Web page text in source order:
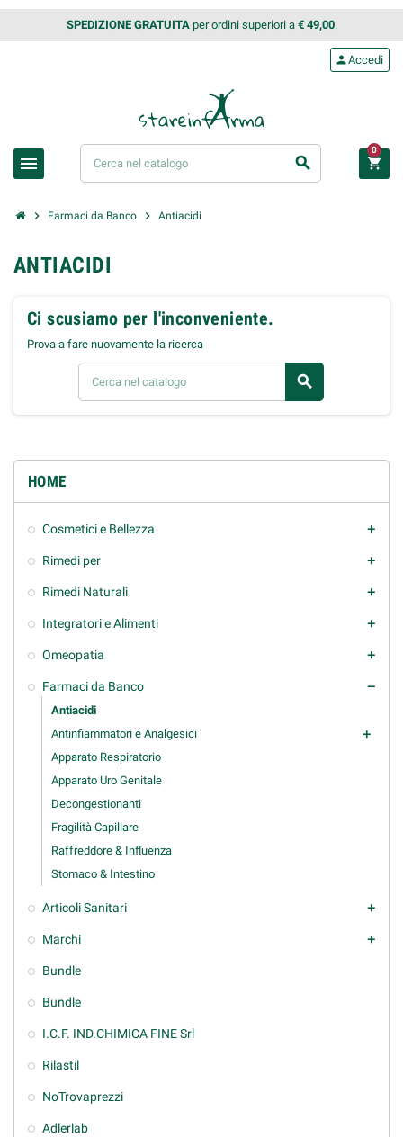
SPEDIZIONE GRATUITAper ordini superiori a € 49,00.
menu search
personAccedi
shopping_cart
0
chevron_right Farmaci da Banco chevron_right Antiacidi
HOME
Cosmetici e Bellezza add
Rimedi per add
Rimedi Naturali add
Integratori e Alimenti add
Omeopatia add
Farmaci da Banco remove
Antiacidi
Antinfiammatori e Analgesici
add
Apparato Respiratorio
Apparato Uro Genitale
Decongestionanti
Fragilità Capillare
Raffreddore & Influenza
Stomaco & Intestino
Articoli Sanitari add
Marchi add
Bundle
Bundle
I.C.F. IND.CHIMICA FINE Srl
Rilastil
NoTrovaprezzi
Adlerlab
ANTIACIDI
Ci scusiamo per l'inconveniente.
Prova a fare nuovamente la ricerca
search